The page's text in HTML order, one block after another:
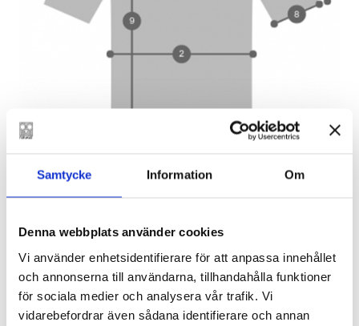
Samtycke Information Om
Denna webbplats använder cookies
Vi använder enhetsidentifierare för att anpassa innehållet
och annonserna till användarna, tillhandahålla funktioner
för sociala medier och analysera vår trafik. Vi
vidarebefordrar även sådana identifierare och annan